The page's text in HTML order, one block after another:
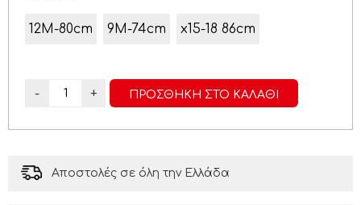
12M-80cm 9M-74cm x15-18 86cm
- + ΠΡΟΣΘΉΚΗ ΣΤΟ ΚΑΛΆΘΙ
Αποστολές σε όλη την Ελλάδα